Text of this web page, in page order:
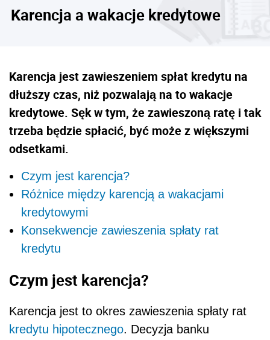
Karencja a wakacje kredytowe
Karencja jest zawieszeniem spłat kredytu na
dłuższy czas, niż pozwalają na to wakacje
kredytowe. Sęk w tym, że zawieszoną ratę i tak
trzeba będzie spłacić, być może z większymi
odsetkami.
Czym jest karencja?
Różnice między karencją a wakacjami
kredytowymi
Konsekwencje zawieszenia spłaty rat
kredytu
Czym jest karencja?
Karencja jest to okres zawieszenia spłaty rat
kredytu hipotecznego. Decyzja banku